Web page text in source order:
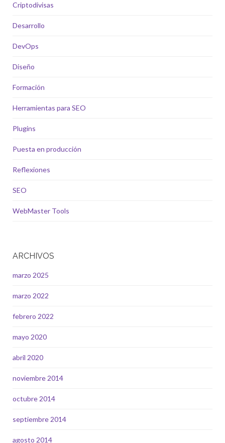
Criptodivisas
Desarrollo
DevOps
Diseño
Formación
Herramientas para SEO
Plugins
Puesta en producción
Reflexiones
SEO
WebMaster Tools
ARCHIVOS
marzo 2025
marzo 2022
febrero 2022
mayo 2020
abril 2020
noviembre 2014
octubre 2014
septiembre 2014
agosto 2014